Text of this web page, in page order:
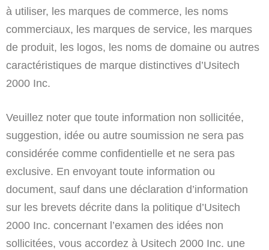
à utiliser, les marques de commerce, les noms
commerciaux, les marques de service, les marques
de produit, les logos, les noms de domaine ou autres
caractéristiques de marque distinctives d’Usitech
2000 Inc.
Veuillez noter que toute information non sollicitée,
suggestion, idée ou autre soumission ne sera pas
considérée comme confidentielle et ne sera pas
exclusive. En envoyant toute information ou
document, sauf dans une déclaration d’information
sur les brevets décrite dans la politique d’Usitech
2000 Inc. concernant l’examen des idées non
sollicitées, vous accordez à Usitech 2000 Inc. une